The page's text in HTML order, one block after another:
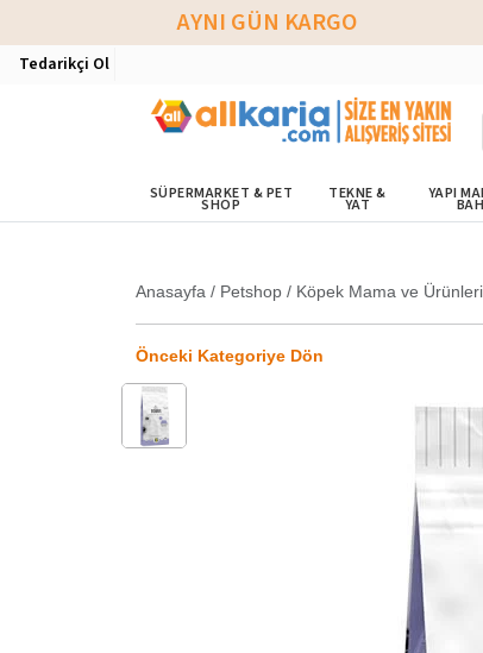
AYNI GÜN KARGO
Tedarikçi Ol
SÜPERMARKET & PET
SHOP
TEKNE &
YAT
YAPI
Anasayfa / Petshop / Köpek Mama ve Ürünleri
Önceki Kategoriye Dön